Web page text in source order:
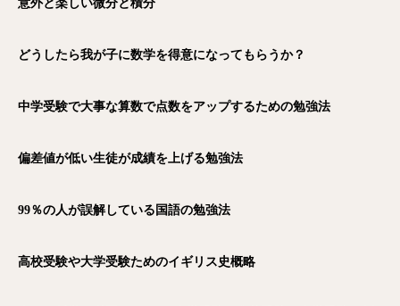
意外と楽しい微分と積分
どうしたら我が子に数学を得意になってもらうか？
中学受験で大事な算数で点数をアップするための勉強法
偏差値が低い生徒が成績を上げる勉強法
99％の人が誤解している国語の勉強法
高校受験や大学受験ためのイギリス史概略